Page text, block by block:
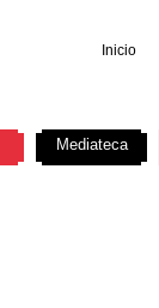
Inicio
Mediateca